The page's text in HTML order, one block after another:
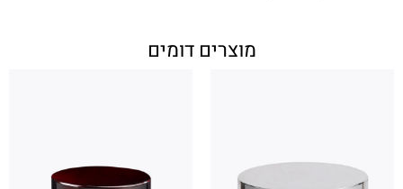
מוצרים דומים